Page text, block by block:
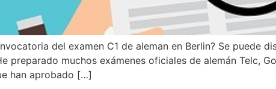
del examen C1 de aleman en Berlin? Se puede
preparado muchos exámenes oficiales de alemán Telc,
han aprobado […]